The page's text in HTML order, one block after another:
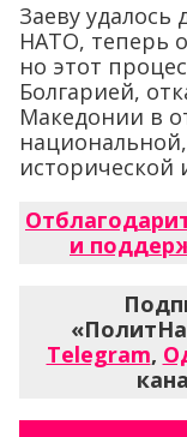
Заеву удалось
НАТО, теперь
но этот
Болгарией,
Македонии в
исторической
и
Telegram,